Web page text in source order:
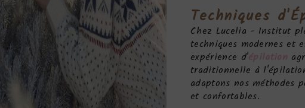
Techniques d'
Chez Lucelia - Institut
techniques modernes et
expérience d'épilation
traditionnelle à
adaptons nos méthodes
et confortables.